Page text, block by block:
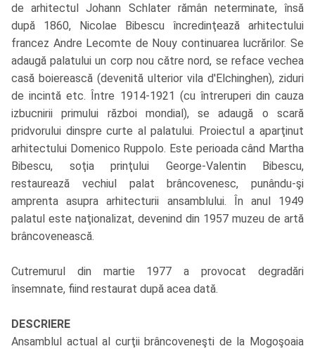
de arhitectul Johann Schlater rămân neterminate, însă
după 1860, Nicolae Bibescu încredinţează arhitectului
francez Andre Lecomte de Nouy continuarea lucrărilor. Se
adaugă palatului un corp nou către nord, se reface vechea
casă boierească (devenită ulterior vila d'Elchinghen), ziduri
de incintă etc. Între 1914-1921 (cu întreruperi din cauza
izbucnirii primului război mondial), se adaugă o scară
pridvorului dinspre curte al palatului. Proiectul a aparţinut
arhitectului Domenico Ruppolo. Este perioada când Martha
Bibescu, soţia prinţului George-Valentin Bibescu,
restaurează vechiul palat brâncovenesc, punându-şi
amprenta asupra arhitecturii ansamblului. În anul 1949
palatul este naţionalizat, devenind din 1957 muzeu de artă
brâncovenească.
Cutremurul din martie 1977 a provocat degradări
însemnate, fiind restaurat după acea dată.
DESCRIERE
Ansamblul actual al curţii brâncoveneşti de la Mogoşoaia